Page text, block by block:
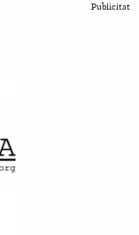
Publicitat